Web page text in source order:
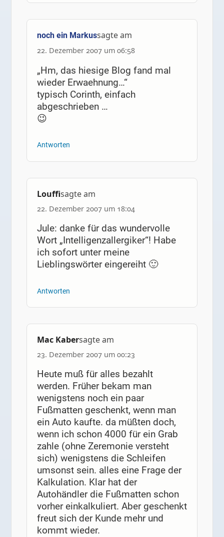
noch ein Markussagte am
22. Dezember 2007 um 06:58
„Hm, das hiesige Blog fand mal
wieder Erwaehnung…“
typisch Corinth, einfach
abgeschrieben …
😉
Antworten
Louffisagte am
22. Dezember 2007 um 18:04
Jule: danke für das wundervolle
Wort „Intelligenzallergiker“! Habe
ich sofort unter meine
Lieblingswörter eingereiht 🙂
Antworten
Mac Kabersagte am
23. Dezember 2007 um 00:23
Heute muß für alles bezahlt
werden. Früher bekam man
wenigstens noch ein paar
Fußmatten geschenkt, wenn man
ein Auto kaufte. da müßten doch,
wenn ich schon 4000 für ein Grab
zahle (ohne Zeremonie versteht
sich) wenigstens die Schleifen
umsonst sein. alles eine Frage der
Kalkulation. Klar hat der
Autohändler die Fußmatten schon
vorher einkalkuliert. Aber geschenkt
freut sich der Kunde mehr und
kommt wieder.